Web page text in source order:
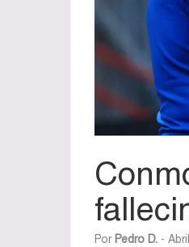
Por Pedro D. -